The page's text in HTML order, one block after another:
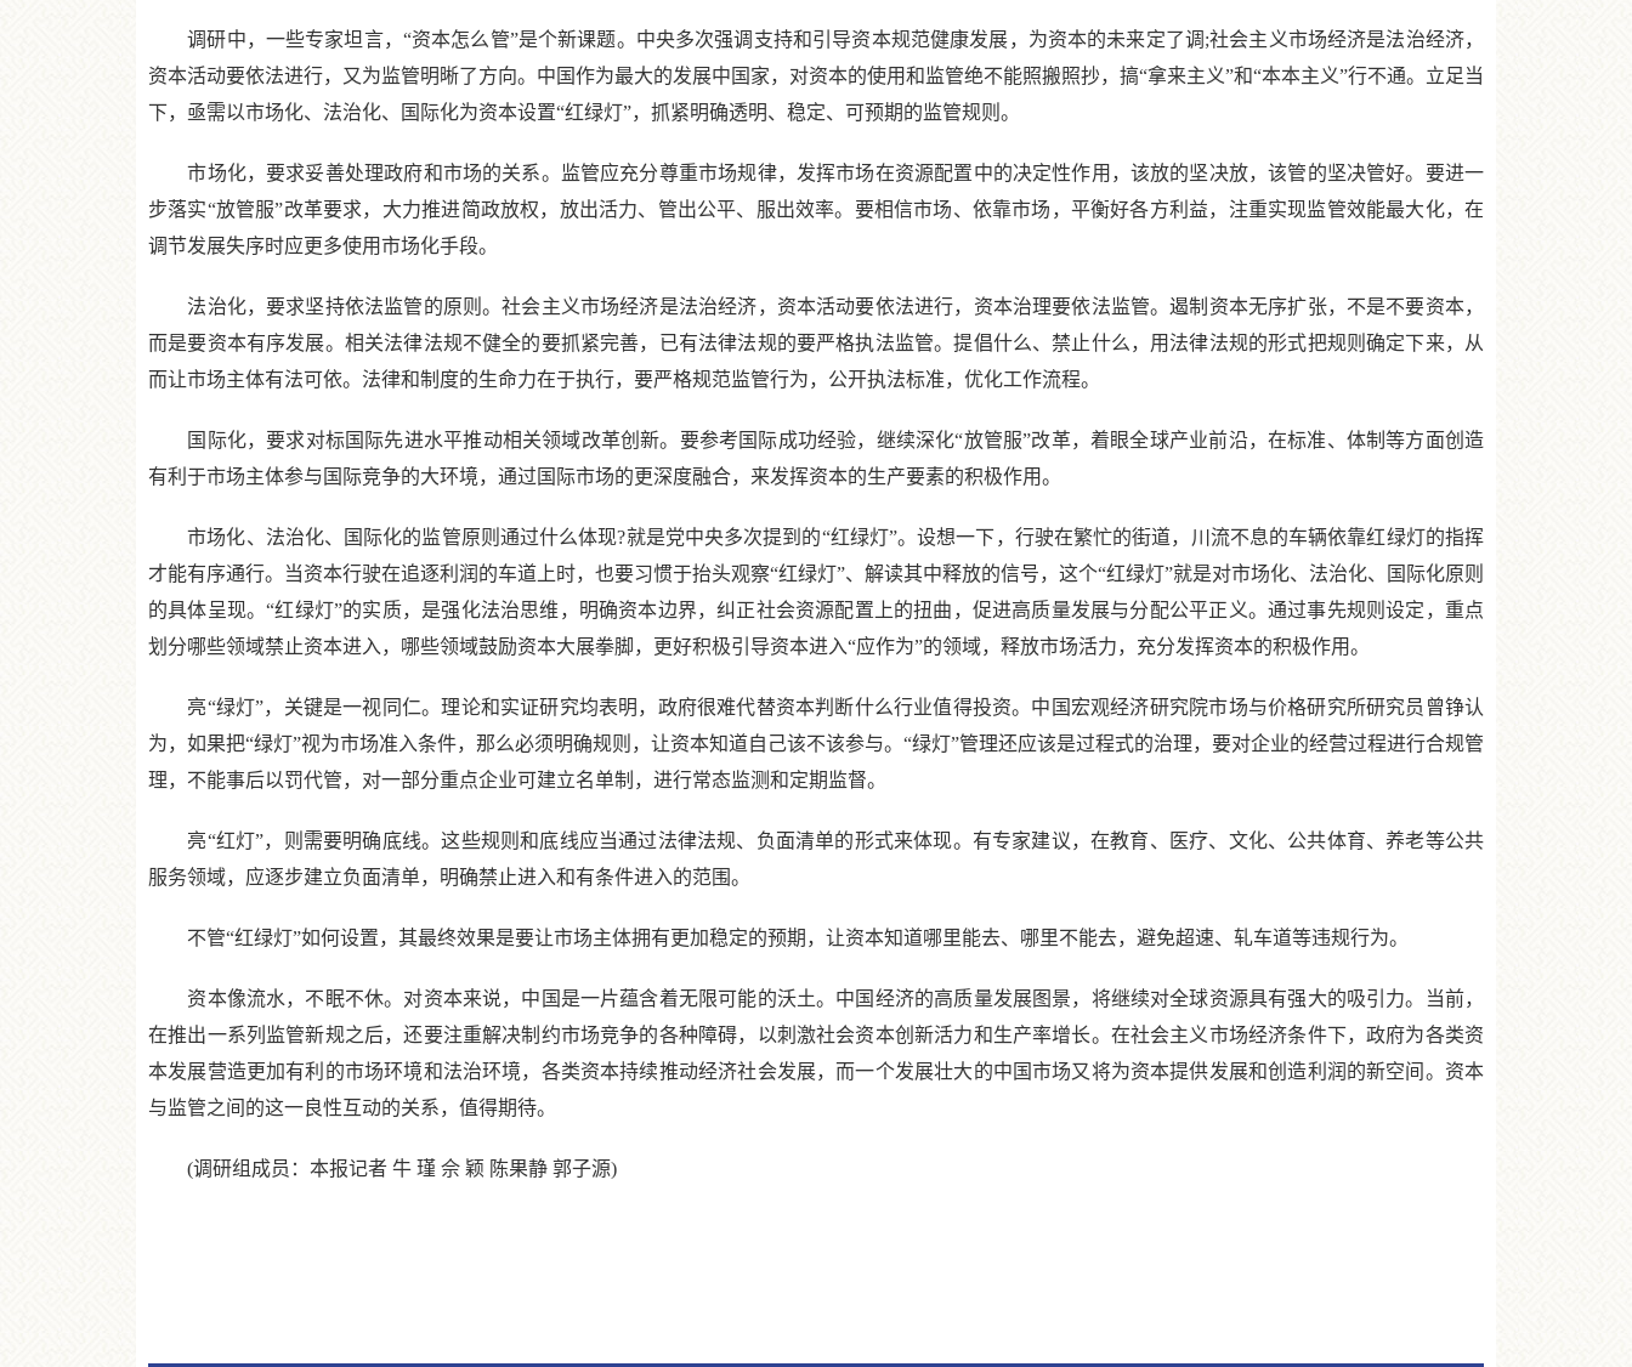
调研中，一些专家坦言，“资本怎么管”是个新课题。中央多次强调支持和引导资本规范健康发展，为资本的未来定了调;社会主义市场经济是法治经济，
资本活动要依法进行，又为监管明晰了方向。中国作为最大的发展中国家，对资本的使用和监管绝不能照搬照抄，搞“拿来主义”和“本本主义”行不通。立足当
下，亟需以市场化、法治化、国际化为资本设置“红绿灯”，抓紧明确透明、稳定、可预期的监管规则。
市场化，要求妥善处理政府和市场的关系。监管应充分尊重市场规律，发挥市场在资源配置中的决定性作用，该放的坚决放，该管的坚决管好。要进一
步落实“放管服”改革要求，大力推进简政放权，放出活力、管出公平、服出效率。要相信市场、依靠市场，平衡好各方利益，注重实现监管效能最大化，在
调节发展失序时应更多使用市场化手段。
法治化，要求坚持依法监管的原则。社会主义市场经济是法治经济，资本活动要依法进行，资本治理要依法监管。遏制资本无序扩张，不是不要资本，
而是要资本有序发展。相关法律法规不健全的要抓紧完善，已有法律法规的要严格执法监管。提倡什么、禁止什么，用法律法规的形式把规则确定下来，从
而让市场主体有法可依。法律和制度的生命力在于执行，要严格规范监管行为，公开执法标准，优化工作流程。
国际化，要求对标国际先进水平推动相关领域改革创新。要参考国际成功经验，继续深化“放管服”改革，着眼全球产业前沿，在标准、体制等方面创造
有利于市场主体参与国际竞争的大环境，通过国际市场的更深度融合，来发挥资本的生产要素的积极作用。
市场化、法治化、国际化的监管原则通过什么体现?就是党中央多次提到的“红绿灯”。设想一下，行驶在繁忙的街道，川流不息的车辆依靠红绿灯的指挥
才能有序通行。当资本行驶在追逐利润的车道上时，也要习惯于抬头观察“红绿灯”、解读其中释放的信号，这个“红绿灯”就是对市场化、法治化、国际化原则
的具体呈现。“红绿灯”的实质，是强化法治思维，明确资本边界，纠正社会资源配置上的扭曲，促进高质量发展与分配公平正义。通过事先规则设定，重点
划分哪些领域禁止资本进入，哪些领域鼓励资本大展拳脚，更好积极引导资本进入“应作为”的领域，释放市场活力，充分发挥资本的积极作用。
亮“绿灯”，关键是一视同仁。理论和实证研究均表明，政府很难代替资本判断什么行业值得投资。中国宏观经济研究院市场与价格研究所研究员曾铮认
为，如果把“绿灯”视为市场准入条件，那么必须明确规则，让资本知道自己该不该参与。“绿灯”管理还应该是过程式的治理，要对企业的经营过程进行合规管
理，不能事后以罚代管，对一部分重点企业可建立名单制，进行常态监测和定期监督。
亮“红灯”，则需要明确底线。这些规则和底线应当通过法律法规、负面清单的形式来体现。有专家建议，在教育、医疗、文化、公共体育、养老等公共
服务领域，应逐步建立负面清单，明确禁止进入和有条件进入的范围。
不管“红绿灯”如何设置，其最终效果是要让市场主体拥有更加稳定的预期，让资本知道哪里能去、哪里不能去，避免超速、轧车道等违规行为。
资本像流水，不眠不休。对资本来说，中国是一片蕴含着无限可能的沃土。中国经济的高质量发展图景，将继续对全球资源具有强大的吸引力。当前，
在推出一系列监管新规之后，还要注重解决制约市场竞争的各种障碍，以刺激社会资本创新活力和生产率增长。在社会主义市场经济条件下，政府为各类资
本发展营造更加有利的市场环境和法治环境，各类资本持续推动经济社会发展，而一个发展壮大的中国市场又将为资本提供发展和创造利润的新空间。资本
与监管之间的这一良性互动的关系，值得期待。
(调研组成员：本报记者 牛 瑾 佘 颖 陈果静 郭子源)